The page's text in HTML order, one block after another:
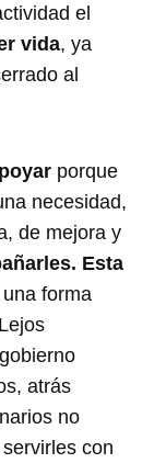
el
vida, ya
al
porque
necesidad,
de mejora y
Esta
una forma
atrás
no
con